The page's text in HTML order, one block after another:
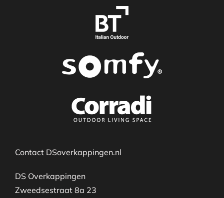
Contact DSoverkappingen.nl
DS Overkappingen
Zweedsestraat 8a 23